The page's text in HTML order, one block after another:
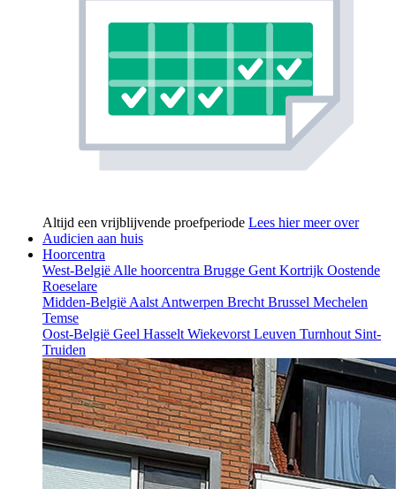
Altijd een vrijblijvende proefperiode Lees hier meer over
Audicien aan huis
Hoorcentra
West-België Alle hoorcentra Brugge Gent Kortrijk Oostende
Roeselare
Midden-België Aalst Antwerpen Brecht Brussel Mechelen
Temse
Oost-België Geel Hasselt Wiekevorst Leuven Turnhout Sint-
Truiden